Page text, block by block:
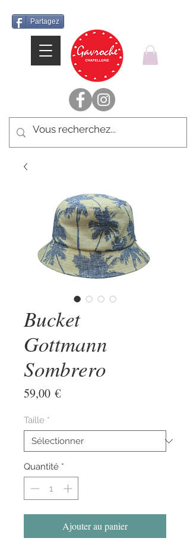
Partagez
Bucket
Gottmann
Sombrero
59,00 €Prix
Taille *
Quantité *
Ajouter au panier